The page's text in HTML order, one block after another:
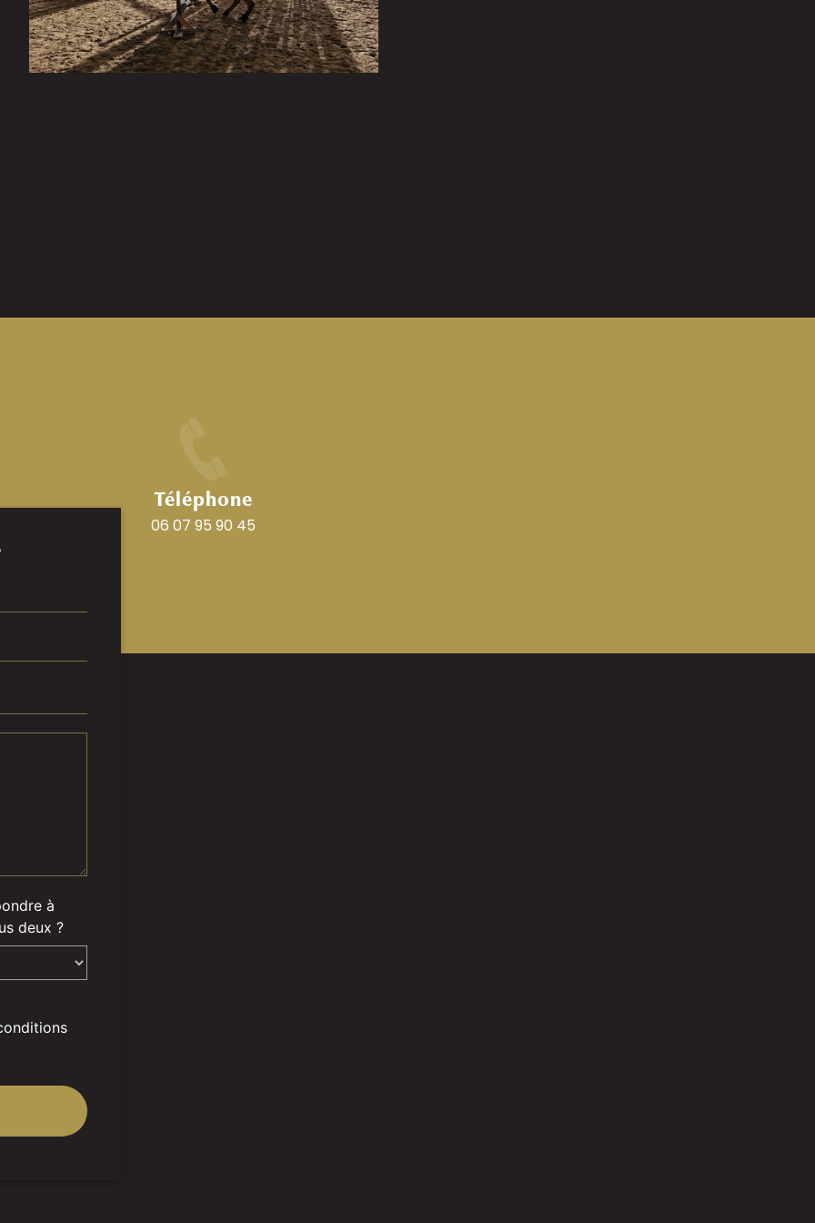
Téléphone
06 07 95 90 45
à
deux ?